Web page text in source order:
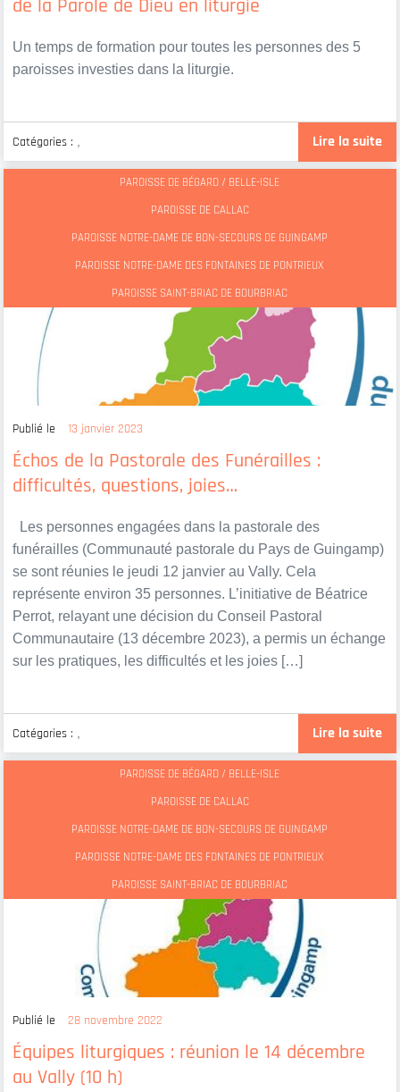
de la Parole de Dieu en liturgie
Un temps de formation pour toutes les personnes des 5
paroisses investies dans la liturgie.
Lire la suite
Catégories : ,
PAROISSE DE BÉGARD / BELLE-ISLE
PAROISSE DE CALLAC
PAROISSE NOTRE-DAME DE BON-SECOURS DE GUINGAMP
PAROISSE NOTRE-DAME DES FONTAINES DE PONTRIEUX
PAROISSE SAINT-BRIAC DE BOURBRIAC
Échos de la Pastorale des Funérailles :
difficultés, questions, joies…
Publié le 13 janvier 2023
Les personnes engagées dans la pastorale des
funérailles (Communauté pastorale du Pays de Guingamp)
se sont réunies le jeudi 12 janvier au Vally. Cela
représente environ 35 personnes. L’initiative de Béatrice
Perrot, relayant une décision du Conseil Pastoral
Communautaire (13 décembre 2023), a permis un échange
sur les pratiques, les difficultés et les joies […]
Lire la suite
Catégories : ,
PAROISSE DE BÉGARD / BELLE-ISLE
PAROISSE DE CALLAC
PAROISSE NOTRE-DAME DE BON-SECOURS DE GUINGAMP
PAROISSE NOTRE-DAME DES FONTAINES DE PONTRIEUX
PAROISSE SAINT-BRIAC DE BOURBRIAC
Équipes liturgiques : réunion le 14 décembre
au Vally (10 h)
Publié le 28 novembre 2022